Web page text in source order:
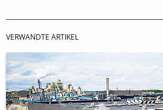
VERWANDTE ARTIKEL